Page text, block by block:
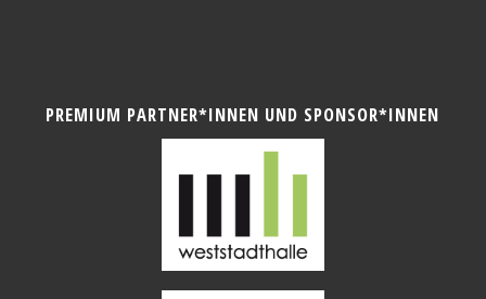
PREMIUM PARTNER*INNEN UND SPONSOR*INNEN